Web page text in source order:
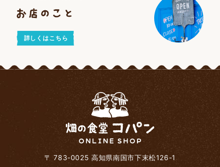
詳しくはこちら
〒 783-0025 高知県南国市下末松126-1